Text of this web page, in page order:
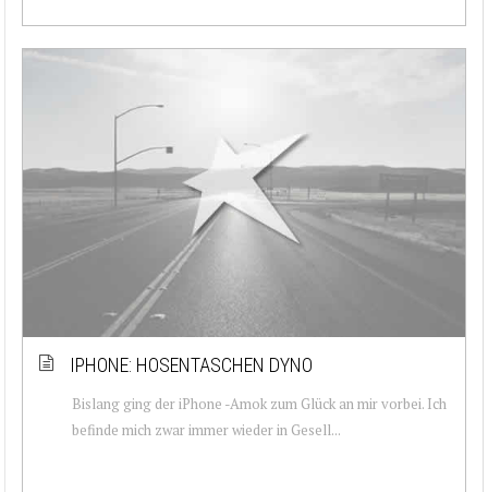
IPHONE: HOSENTASCHEN DYNO
Bislang ging der iPhone -Amok zum Glück an mir vorbei. Ich
befinde mich zwar immer wieder in Gesell...